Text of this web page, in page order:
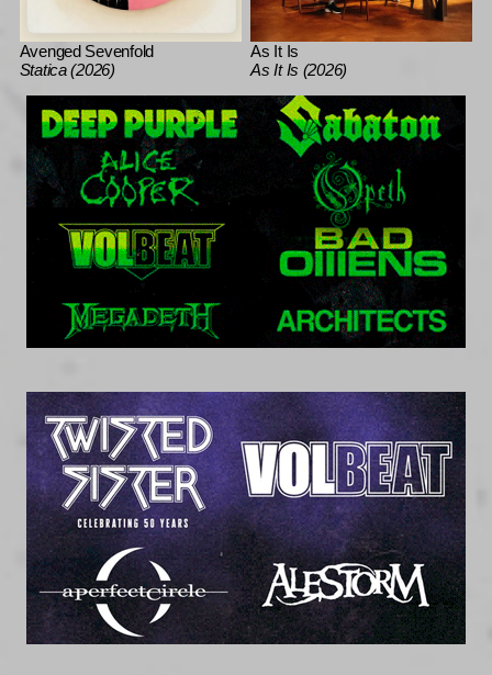
Avenged Sevenfold
Statica (2026)
As It Is
As It Is (2026)